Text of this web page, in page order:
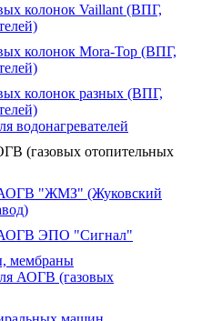
колонок Vaillant (ВПГ,
колонок Mora-Top (ВПГ,
колонок разных (ВПГ,
водонагревателей
(газовых отопительных
АОГВ "ЖМЗ" (Жуковский
АОГВ ЭПО "Сигнал"
мембраны
АОГВ (газовых